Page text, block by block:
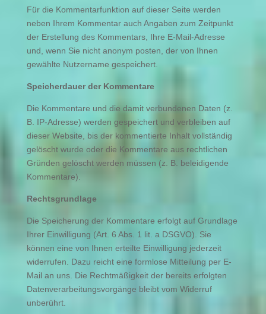
Für die Kommentarfunktion auf dieser Seite werden
neben Ihrem Kommentar auch Angaben zum Zeitpunkt
der Erstellung des Kommentars, Ihre E-Mail-Adresse
und, wenn Sie nicht anonym posten, der von Ihnen
gewählte Nutzername gespeichert.
Speicherdauer der Kommentare
Die Kommentare und die damit verbundenen Daten (z.
B. IP-Adresse) werden gespeichert und verbleiben auf
dieser Website, bis der kommentierte Inhalt vollständig
gelöscht wurde oder die Kommentare aus rechtlichen
Gründen gelöscht werden müssen (z. B. beleidigende
Kommentare).
Rechtsgrundlage
Die Speicherung der Kommentare erfolgt auf Grundlage
Ihrer Einwilligung (Art. 6 Abs. 1 lit. a DSGVO). Sie
können eine von Ihnen erteilte Einwilligung jederzeit
widerrufen. Dazu reicht eine formlose Mitteilung per E-
Mail an uns. Die Rechtmäßigkeit der bereits erfolgten
Datenverarbeitungsvorgänge bleibt vom Widerruf
unberührt.